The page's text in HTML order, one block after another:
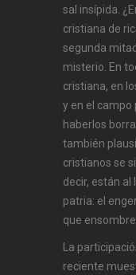
sal insípida.
cristiana de
segunda
misterio. En
cristiana, en
y en el campo
haberlos
también
cristianos se
decir, están al
patria: el
que
La
reciente